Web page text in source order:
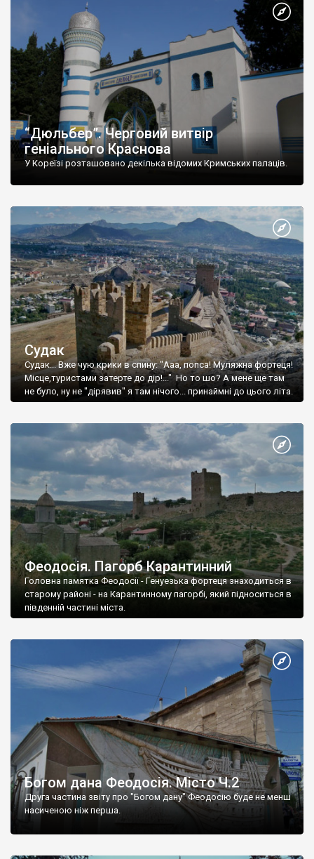
“Дюльбер”. Черговий витвір
геніального Краснова
У Кореїзі розташовано декілька відомих Кримських палаців.
Судак
Судак... Вже чую крики в спину: "Ааа, попса! Муляжна фортеця!
Місце,туристами затерте до дір!..." Но то шо? А мене ще там
не було, ну не "дірявив" я там нічого... принаймні до цього літа.
Феодосія. Пагорб Карантинний
Головна памятка Феодосії - Генуезька фортеця знаходиться в
старому районі - на Карантинному пагорбі, який підноситься в
південній частині міста.
Богом дана Феодосія. Місто Ч.2
Друга частина звіту про "Богом дану" Феодосію буде не менш
насиченою ніж перша.